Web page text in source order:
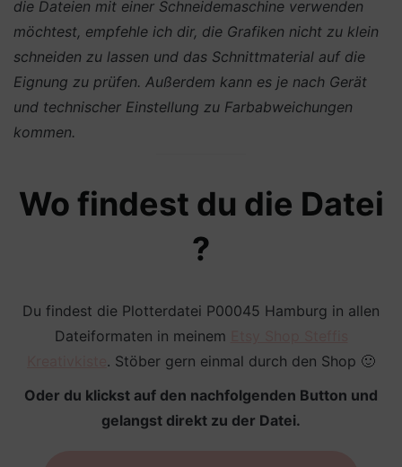
die Dateien mit einer Schneidemaschine verwenden
möchtest, empfehle ich dir, die Grafiken nicht zu klein
schneiden zu lassen und das Schnittmaterial auf die
Eignung zu prüfen. Außerdem kann es je nach Gerät
und technischer Einstellung zu Farbabweichungen
kommen.
Wo findest du die Datei
?
Du findest die Plotterdatei P00045 Hamburg in allen
Dateiformaten in meinem
. Stöber gern einmal durch den Shop 🙂
Oder du klickst auf den nachfolgenden Button und
gelangst direkt zu der Datei.